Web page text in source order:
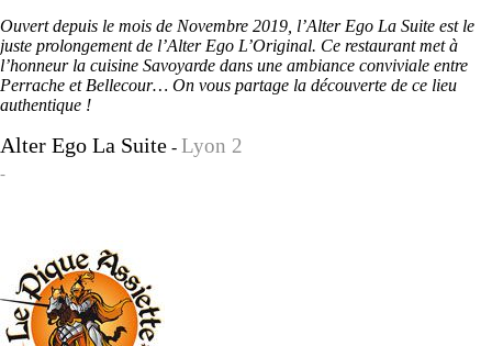
Ouvert depuis le mois de Novembre 2019, l’Alter Ego La Suite est le
juste prolongement de l’Alter Ego L’Original. Ce restaurant met à
l’honneur la cuisine Savoyarde dans une ambiance conviviale entre
Perrache et Bellecour… On vous partage la découverte de ce lieu
authentique !
Alter Ego La Suite - Lyon 2
-